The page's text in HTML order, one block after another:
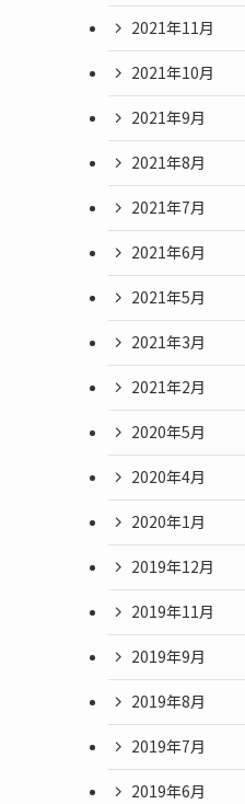
2021年11月
2021年10月
2021年9月
2021年8月
2021年7月
2021年6月
2021年5月
2021年3月
2021年2月
2020年5月
2020年4月
2020年1月
2019年12月
2019年11月
2019年9月
2019年8月
2019年7月
2019年6月